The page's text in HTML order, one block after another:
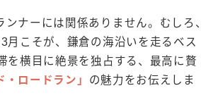
ンナーには関係ありません。むしろ、
月こそが、鎌倉の海沿いを走るベス
を横目に絶景を独占する、最高に贅
・ロードラン」 の魅力をお伝えしま